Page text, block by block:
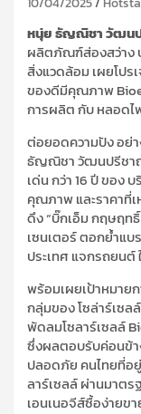
หนุ่ย ธัญณิชา วัฒนป
ผลิตภัณฑ์ส่องสว่าง
สิ่งแวดล้อม เผยโปร
ของดีมีคุณภาพ
การผลิต กับ หลอดไ
ต่อยอดความปัง อย่
ธัญณิชา วัฒนปรีชาญ
เด่น กว่า 16 ปี ของ
คุณภาพ และราคาที่
ดึง “บิ๊กเอ็ม กฤษฤท
เซนเตอร์ ตอกย้ำแบ
ประเทศ แจกรถยน
พร้อมเผยเป้าหมายก
กลุ่มของ โซล่าร์เซ
พัดลมโซลาร์เซลล์
ซึ่งผลตอบรับค่อนข้
ปลอดภัย คนไทยที่อ
ลาร์เซลล์ ผ่านมาตร
เอนเนอจีส์ซื้อง่ายข